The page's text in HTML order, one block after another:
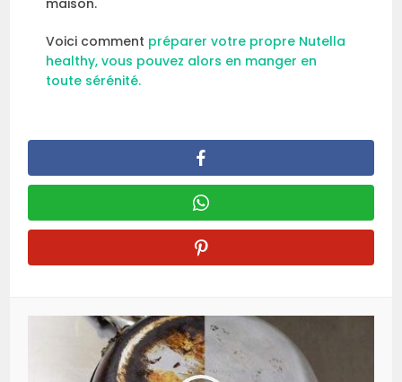
maison.
Voici comment préparer votre propre Nutella
healthy, vous pouvez alors en manger en
toute sérénité.